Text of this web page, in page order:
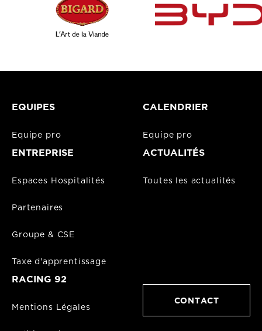
EQUIPES
Equipe pro
CALENDRIER
Equipe pro
ENTREPRISE
Espaces Hospitalités
Partenaires
Groupe & CSE
Taxe d'apprentissage
ACTUALITÉS
Toutes les actualités
RACING 92
Mentions Légales
CONTACT